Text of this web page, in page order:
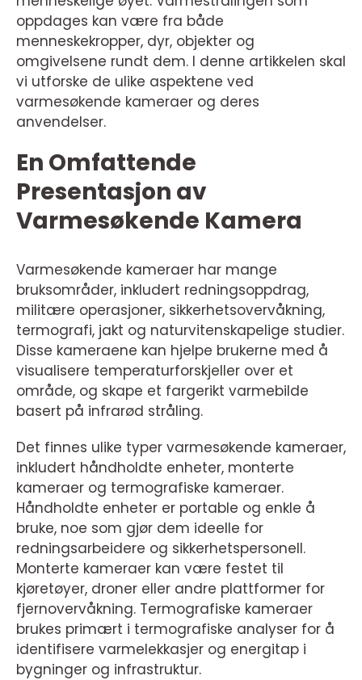
oppdages kan være fra både
menneskekropper, dyr, objekter og
omgivelsene rundt dem. I denne artikkelen skal
vi utforske de ulike aspektene ved
varmesøkende kameraer og deres
anvendelser.
En Omfattende
Presentasjon av
Varmesøkende Kamera
Varmesøkende kameraer har mange
bruksområder, inkludert redningsoppdrag,
militære operasjoner, sikkerhetsovervåkning,
termografi, jakt og naturvitenskapelige studier.
Disse kameraene kan hjelpe brukerne med å
visualisere temperaturforskjeller over et
område, og skape et fargerikt varmebilde
basert på infrarød stråling.
Det finnes ulike typer varmesøkende kameraer,
inkludert håndholdte enheter, monterte
kameraer og termografiske kameraer.
Håndholdte enheter er portable og enkle å
bruke, noe som gjør dem ideelle for
redningsarbeidere og sikkerhetspersonell.
Monterte kameraer kan være festet til
kjøretøyer, droner eller andre plattformer for
fjernovervåkning. Termografiske kameraer
brukes primært i termografiske analyser for å
identifisere varmelekkasjer og energitap i
bygninger og infrastruktur.